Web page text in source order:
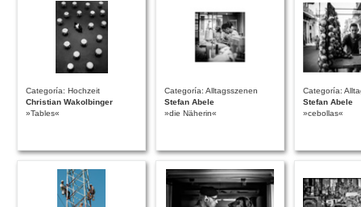
Categoría: Hochzeit
Christian Wakolbinger
»Tables«
Categoría: Alltagsszenen
Stefan Abele
»die Näherin«
Categoría:
Stefan Abele
»cebollas«